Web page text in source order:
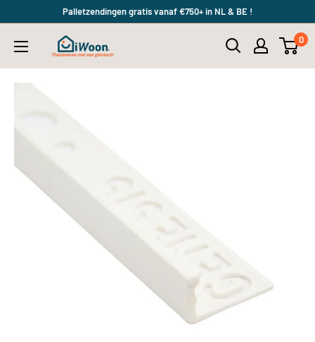
content
Palletzendingen gratis vanaf €750+ in NL & BE !
iWoon.nl 0